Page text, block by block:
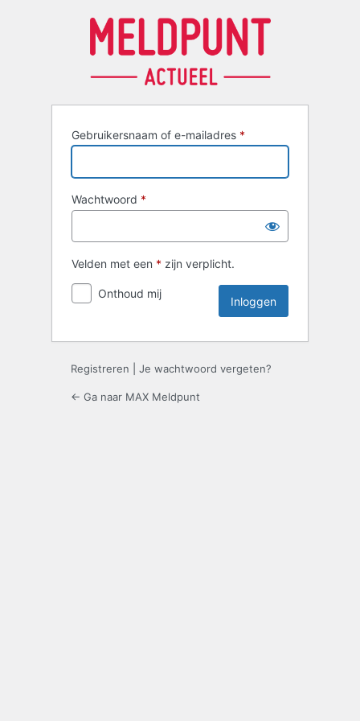
Gebruikersnaam of e-mailadres *
Wachtwoord *
Velden met een * zijn verplicht.
Onthoud mij
Registreren Je wachtwoord vergeten?
← Ga naar MAX Meldpunt